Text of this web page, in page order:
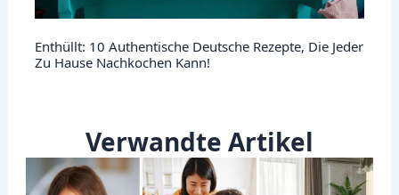
Enthüllt: 10 Authentische Deutsche Rezepte, Die Jeder
Zu Hause Nachkochen Kann!
Verwandte Artikel